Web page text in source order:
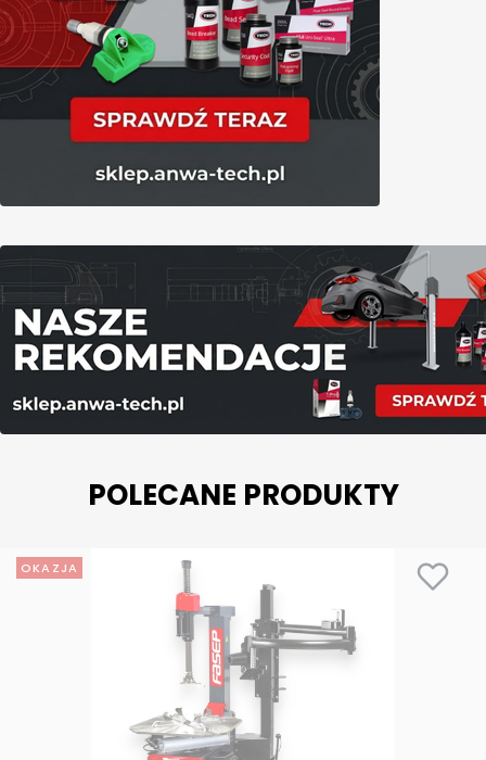
POLECANE PRODUKTY
OKAZJA